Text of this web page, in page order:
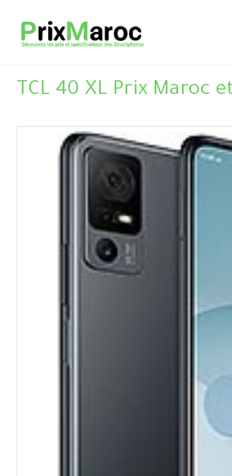
TCL 40 XL Prix Maroc